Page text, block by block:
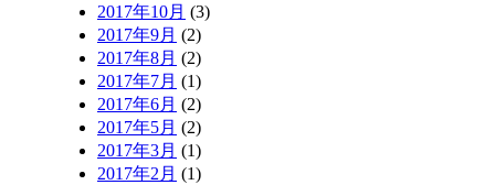
2017年10月 (3)
2017年9月 (2)
2017年8月 (2)
2017年7月 (1)
2017年6月 (2)
2017年5月 (2)
2017年3月 (1)
2017年2月 (1)